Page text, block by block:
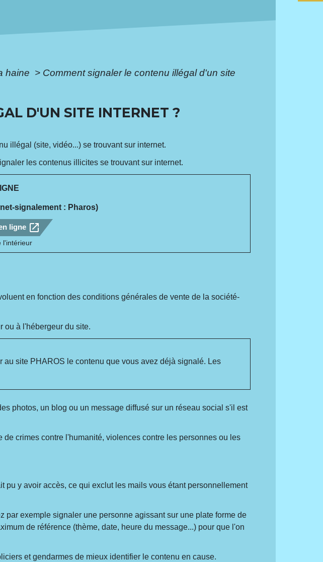
haine > Comment signaler le contenu illégal d'un site
D'UN SITE INTERNET ?
illégal (site, vidéo...) se trouvant sur internet.
les contenus illicites se trouvant sur internet.
signalement : Pharos)
ligne open_in_new
l'intérieur
en fonction des conditions générales de vente de la société-
ou à l'hébergeur du site.
site PHAROS le contenu que vous avez déjà signalé. Les
photos, un blog ou un message diffusé sur un réseau social s'il est
de crimes contre l'humanité, violences contre les personnes ou les
pu y avoir accès, ce qui exclut les mails vous étant personnellement
par exemple signaler une personne agissant sur une plate forme de
de référence (thème, date, heure du message...) pour que l'on
et gendarmes de mieux identifier le contenu en cause.